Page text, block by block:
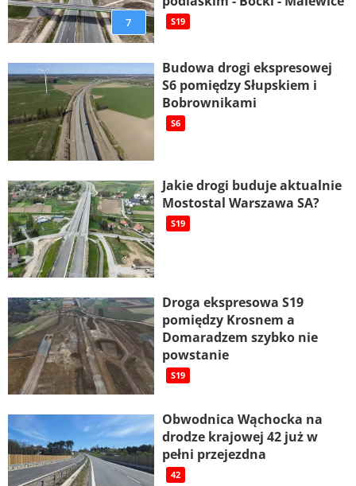
7 S19
Budowa drogi ekspresowej
S6 pomiędzy Słupskiem i
Bobrownikami
S6
Jakie drogi buduje aktualnie
Mostostal Warszawa SA?
S19
Droga ekspresowa S19
pomiędzy Krosnem a
Domaradzem szybko nie
powstanie
S19
Obwodnica Wąchocka na
drodze krajowej 42 już w
pełni przejezdna
42